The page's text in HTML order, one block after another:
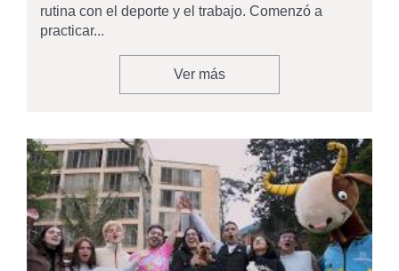
rutina con el deporte y el trabajo. Comenzó a
practicar...
Ver más